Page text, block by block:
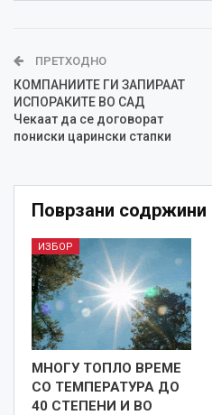
ПРЕТХОДНО
КОМПАНИИТЕ ГИ ЗАПИРААТ
ИСПОРАКИТЕ ВО САД
Чекаат да се договорат
пониски царински стапки
Поврзани содржини
ИЗБОР
МНОГУ ТОПЛО ВРЕМЕ
СО ТЕМПЕРАТУРА ДО
40 СТЕПЕНИ И ВО